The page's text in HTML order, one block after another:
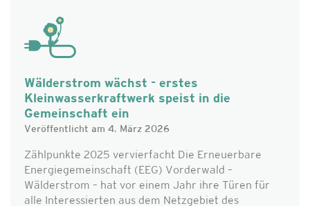
Wälderstrom wächst - erstes
Kleinwasserkraftwerk speist in die
Gemeinschaft ein
Veröffentlicht am 4. März 2026
Zählpunkte 2025 vervierfacht Die Erneuerbare
Energiegemeinschaft (EEG) Vorderwald –
Wälderstrom – hat vor einem Jahr ihre Türen für
alle Interessierten aus dem Netzgebiet des